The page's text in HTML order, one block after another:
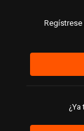
Regístrese